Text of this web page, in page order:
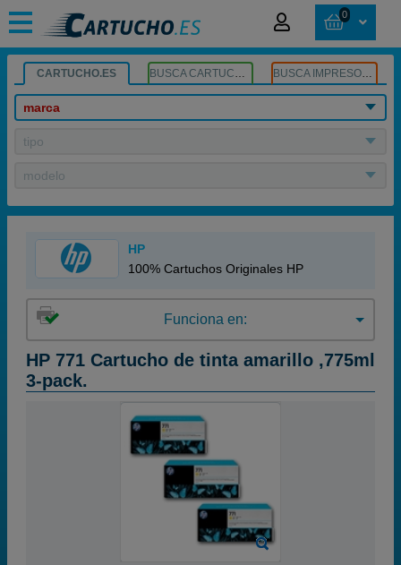
0
CARTUCHO.ES BUSCA CARTUCHOS BUSCA IMPRESORA
marca
tipo
modelo
HP
100% Cartuchos Originales HP
Funciona en:
HP 771 Cartucho de tinta amarillo ,775ml
3-pack.